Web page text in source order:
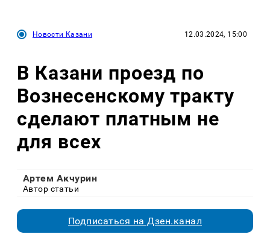
Новости Казани 12.03.2024, 15:00
В Казани проезд по
Вознесенскому тракту
сделают платным не
для всех
Артем Акчурин
Автор статьи
Подписаться на Дзен.канал